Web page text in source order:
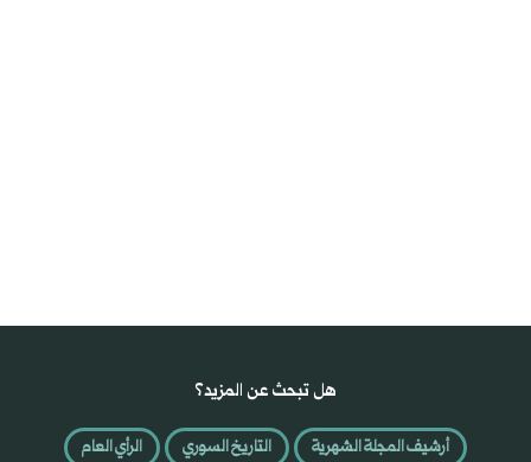
هل تبحث عن المزيد؟
أرشيف المجلة الشهرية التاريخ السوري الرأي العام